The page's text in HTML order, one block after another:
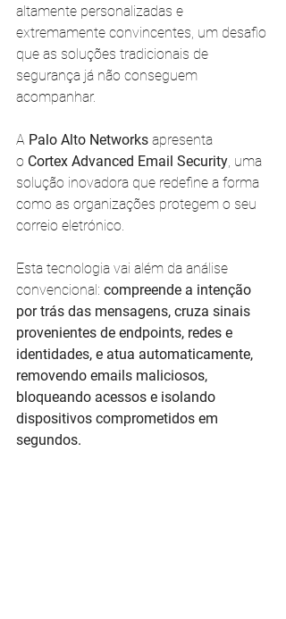
altamente personalizadas e
extremamente convincentes, um desafio
que as soluções tradicionais de
segurança já não conseguem
acompanhar.
A Palo Alto Networks apresenta
o Cortex Advanced Email Security, uma
solução inovadora que redefine a forma
como as organizações protegem o seu
correio eletrónico.
Esta tecnologia vai além da análise
convencional: compreende a intenção
por trás das mensagens, cruza sinais
provenientes de endpoints, redes e
identidades, e atua automaticamente,
removendo emails maliciosos,
bloqueando acessos e isolando
dispositivos comprometidos em
segundos.